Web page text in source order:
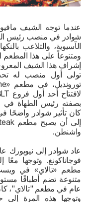
شوادر في منصب رئيس
الآسيوية، والتلاعب
ومتنوعاً على هذا
إشراف هذا الشيف
تولى أول منصب له
كان تأثير شوادر واضحًا
واشنطن.
فوجاناكونغ. وتوجها معًا
مطعم «تالاي» في
متنوعة تضم أطباقًا
عام في مطعم "تالاي"،
وتوجها هذه المرة إلى